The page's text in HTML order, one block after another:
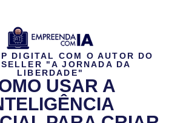
DIGITAL COM O AUTOR DO
"A JORNADA DA
LIBERDADE"
USAR A